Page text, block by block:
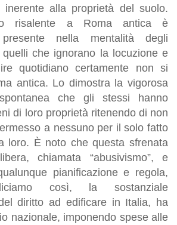
alla proprietà del suolo.
risalente a Roma antica è
presente nella mentalità degli
che ignorano la locuzione e
quotidiano certamente non si
antica. Lo dimostra la vigorosa
che gli stessi hanno
di loro proprietà ritenendo di non
a nessuno per il solo fatto
loro. È noto che questa sfrenata
chiamata “abusivismo”, e
pianificazione e regola,
così, la sostanziale
diritto ad edificare in Italia, ha
nazionale, imponendo spese alle